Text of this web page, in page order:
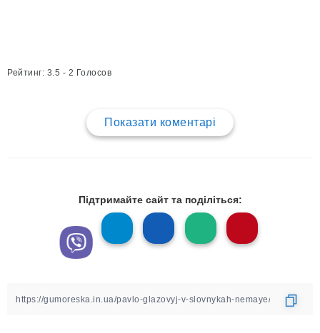
Рейтинг: 3.5 - 2 Голосов
Показати коментарі
Підтримайте сайт та поділіться: